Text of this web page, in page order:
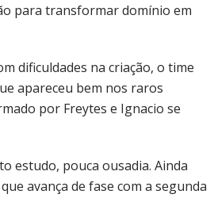
para transformar domínio em
dificuldades na criação, o time
apareceu bem nos raros
por Freytes e Ignacio se
estudo, pouca ousadia. Ainda
avança de fase com a segunda